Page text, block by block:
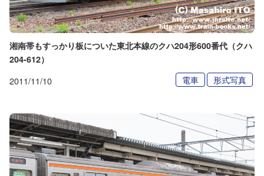
湘南帯もすっかり板についた東北本線のクハ204形600番代（クハ
204-612）
2011/11/10 電車 形式写真